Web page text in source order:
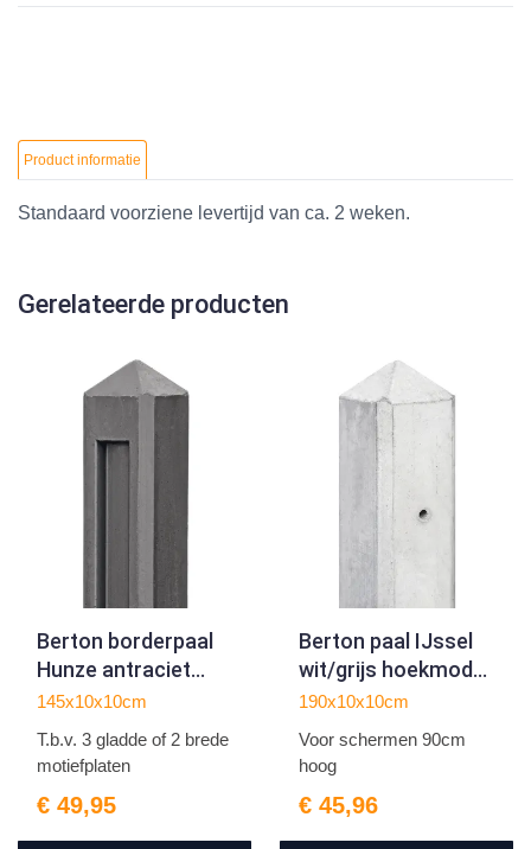
Product informatie
Standaard voorziene levertijd van ca. 2 weken.
Gerelateerde producten
Berton borderpaal
Hunze antraciet
driewegsmodel 145
145x10x10cm
T.b.v. 3 gladde of 2 brede
motiefplaten
€ 49,95
Berton paal IJssel
wit/grijs hoekmodel
190
190x10x10cm
Voor schermen 90cm
hoog
€ 45,96